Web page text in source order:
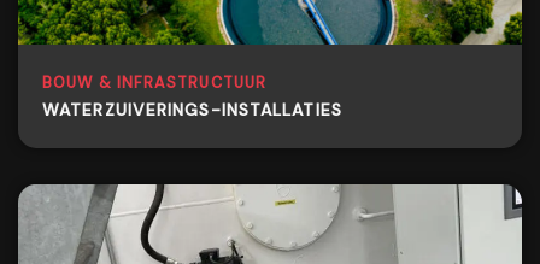
BOUW & INFRASTRUCTUUR
WATERZUIVERINGS-INSTALLATIES